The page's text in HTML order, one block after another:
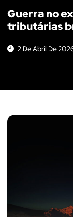
Guerra no
tributárias
2 De Abril De